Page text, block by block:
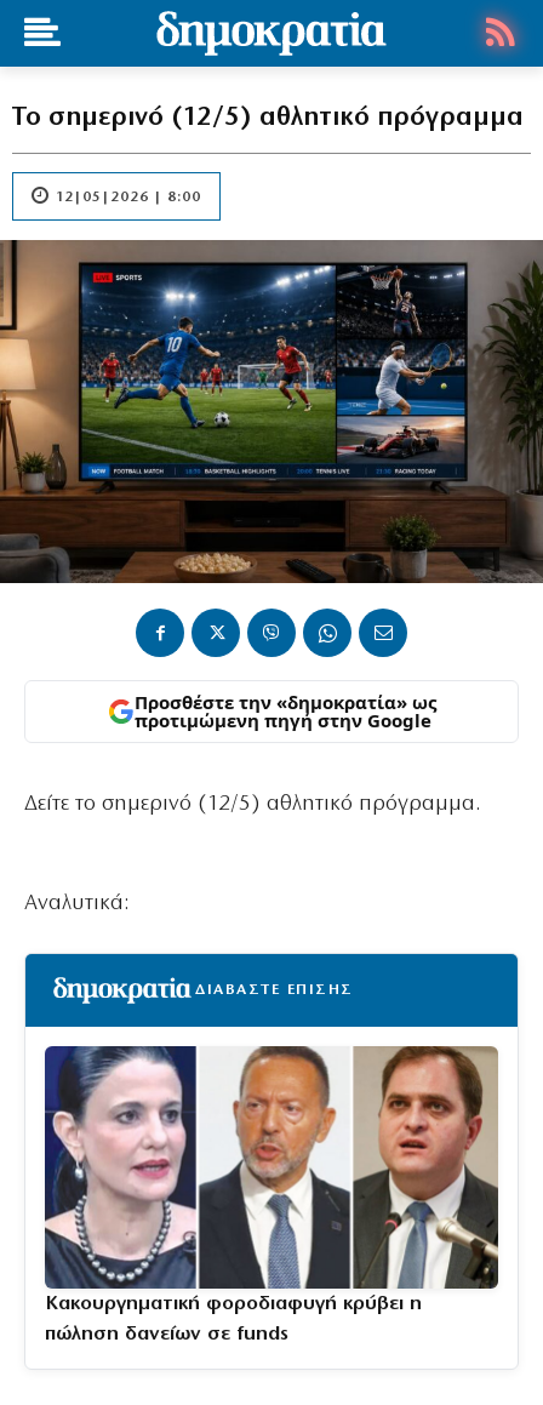
Το σημερινό (12/5) αθλητικό πρόγραμμα
12|05|2026 | 8:00
Προσθέστε την «δημοκρατία» ως
προτιμώμενη πηγή στην Google
Δείτε το σημερινό (12/5) αθλητικό πρόγραμμα.
Αναλυτικά:
ΔΙΑΒΑΣΤΕ ΕΠΙΣΗΣ
Κακουργηματική φοροδιαφυγή κρύβει η
πώληση δανείων σε funds